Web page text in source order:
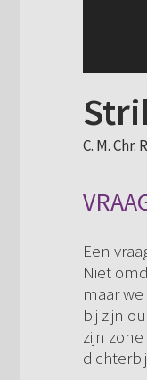
C. M. Chr.
Een
Niet
maar
bij zijn
zijn